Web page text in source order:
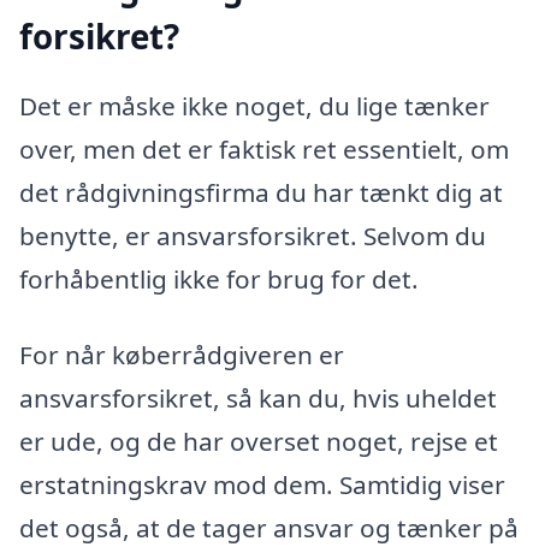
forsikret?
Det er måske ikke noget, du lige tænker
over, men det er faktisk ret essentielt, om
det rådgivningsfirma du har tænkt dig at
benytte, er ansvarsforsikret. Selvom du
forhåbentlig ikke for brug for det.
For når køberrådgiveren er
ansvarsforsikret, så kan du, hvis uheldet
er ude, og de har overset noget, rejse et
erstatningskrav mod dem. Samtidig viser
det også, at de tager ansvar og tænker på